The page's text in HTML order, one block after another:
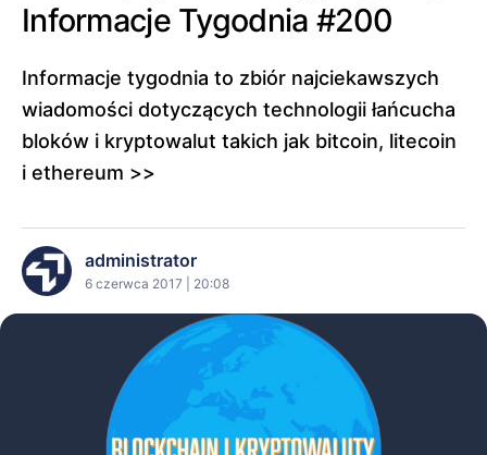
Informacje Tygodnia #200
Informacje tygodnia to zbiór najciekawszych
wiadomości dotyczących technologii łańcucha
bloków i kryptowalut takich jak bitcoin, litecoin
i ethereum >>
administrator
6 czerwca 2017 | 20:08